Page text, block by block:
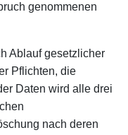
genommenen
Ablauf gesetzlicher
Pflichten, die
Daten wird alle drei
nach deren